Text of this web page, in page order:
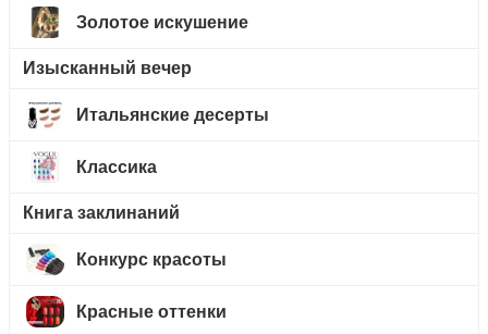
Золотое искушение
Изысканный вечер
Итальянские десерты
Классика
Книга заклинаний
Конкурс красоты
Красные оттенки